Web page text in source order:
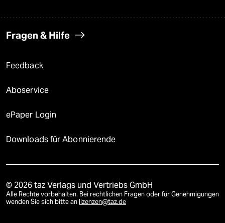
Fragen & Hilfe
Feedback
Aboservice
ePaper Login
Downloads für Abonnierende
© 2026 taz Verlags und Vertriebs GmbH
Alle Rechte vorbehalten. Bei rechtlichen Fragen oder für Genehmigungen
wenden Sie sich bitte an lizenzen@taz.de